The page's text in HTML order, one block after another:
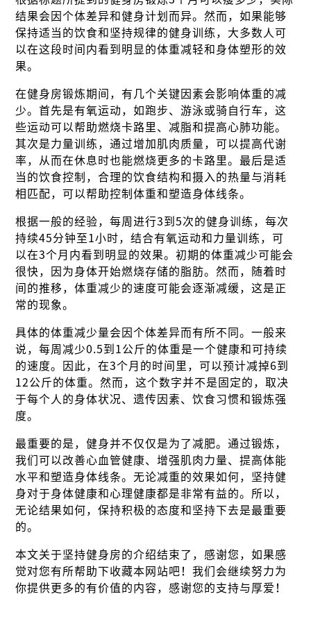
结果会因个体差异和健身计划而异。然而，如果能够
保持适当的饮食和坚持规律的健身训练，大多数人可
以在这段时间内看到明显的体重减轻和身体塑形的效
果。
在健身房锻炼期间，有几个关键因素会影响体重的减
少。首先是有氧运动，如跑步、游泳或骑自行车，这
些运动可以帮助燃烧卡路里、减脂和提高心肺功能。
其次是力量训练，通过增加肌肉质量，可以提高代谢
率，从而在休息时也能燃烧更多的卡路里。最后是适
当的饮食控制，合理的饮食结构和摄入的热量与消耗
相匹配，可以帮助控制体重和塑造身体线条。
根据一般的经验，每周进行3到5次的健身训练，每次
持续45分钟至1小时，结合有氧运动和力量训练，可
以在3个月内看到明显的效果。初期的体重减少可能会
很快，因为身体开始燃烧存储的脂肪。然而，随着时
间的推移，体重减少的速度可能会逐渐减缓，这是正
常的现象。
具体的体重减少量会因个体差异而有所不同。一般来
说，每周减少0.5到1公斤的体重是一个健康和可持续
的速度。因此，在3个月的时间里，可以预计减掉6到
12公斤的体重。然而，这个数字并不是固定的，取决
于每个人的身体状况、遗传因素、饮食习惯和锻炼强
度。
最重要的是，健身并不仅仅是为了减肥。通过锻炼，
我们可以改善心血管健康、增强肌肉力量、提高体能
水平和塑造身体线条。无论减重的效果如何，坚持健
身对于身体健康和心理健康都是非常有益的。所以，
无论结果如何，保持积极的态度和坚持下去是最重要
的。
本文关于坚持健身房的介绍结束了，感谢您，如果感
觉对您有所帮助下收藏本网站吧！我们会继续努力为
你提供更多的有价值的内容，感谢您的支持与厚爱！